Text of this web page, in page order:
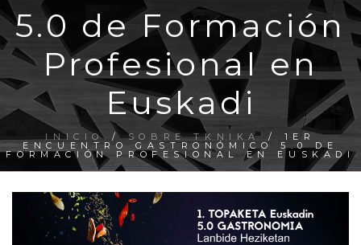
5.0 de Formación
Profesional en
Euskadi
INICIO/SOBRE TKNIKA/ 1ER
ENCUENTRO GASTRONÓMICO 5.0 DE
FORMACIÓN PROFESIONAL EN EUSKADI